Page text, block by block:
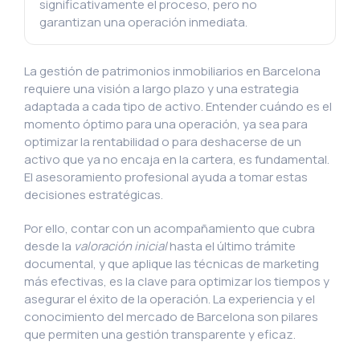
significativamente el proceso, pero no
garantizan una operación inmediata.
La gestión de patrimonios inmobiliarios en Barcelona
requiere una visión a largo plazo y una estrategia
adaptada a cada tipo de activo. Entender cuándo es el
momento óptimo para una operación, ya sea para
optimizar la rentabilidad o para deshacerse de un
activo que ya no encaja en la cartera, es fundamental.
El asesoramiento profesional ayuda a tomar estas
decisiones estratégicas.
Por ello, contar con un acompañamiento que cubra
desde la valoración inicialhasta el último trámite
documental, y que aplique las técnicas de marketing
más efectivas, es la clave para optimizar los tiempos y
asegurar el éxito de la operación. La experiencia y el
conocimiento del mercado de Barcelona son pilares
que permiten una gestión transparente y eficaz.